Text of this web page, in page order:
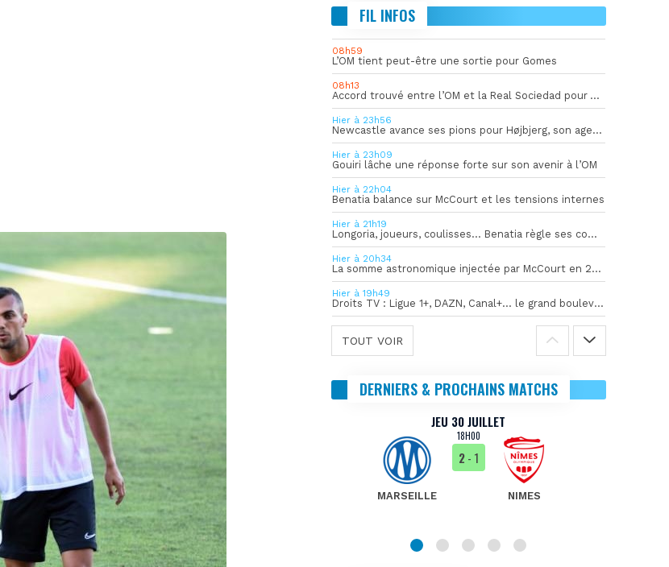
FIL INFOS
08h59
L’OM tient peut-être une sortie pour Gomes
08h13
Accord trouvé entre l’OM et la Real Sociedad pour Aguerd
Hier à 23h56
Newcastle avance ses pions pour Højbjerg, son agent sort du silence
Hier à 23h09
Gouiri lâche une réponse forte sur son avenir à l’OM
Hier à 22h04
Benatia balance sur McCourt et les tensions internes
Hier à 21h19
Longoria, joueurs, coulisses… Benatia règle ses comptes !
Hier à 20h34
La somme astronomique injectée par McCourt en 2026 pour soutenir l’OM
Hier à 19h49
Droits TV : Ligue 1+, DAZN, Canal+… le grand bouleversement
TOUT VOIR
DERNIERS & PROCHAINS MATCHS
DIM 30 AOÛT
20H45
MONACO
JEU 30 JUILLET
18H00
MARSEILLE
2- 1
NIMES